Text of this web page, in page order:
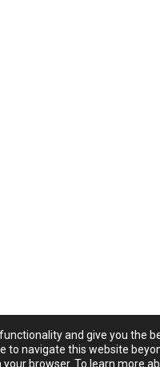
and give you the
to navigate this website
browser. To learn more